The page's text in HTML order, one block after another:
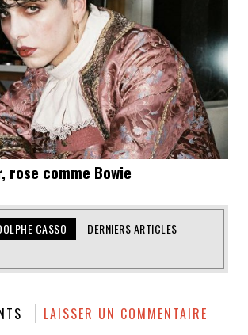
rose comme Bowie
CASSO DERNIERS ARTICLES
LAISSER UN COMMENTAIRE